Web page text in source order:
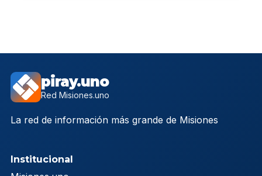
piray.uno
Red Misiones.uno
La red de información más grande de Misiones
Institucional